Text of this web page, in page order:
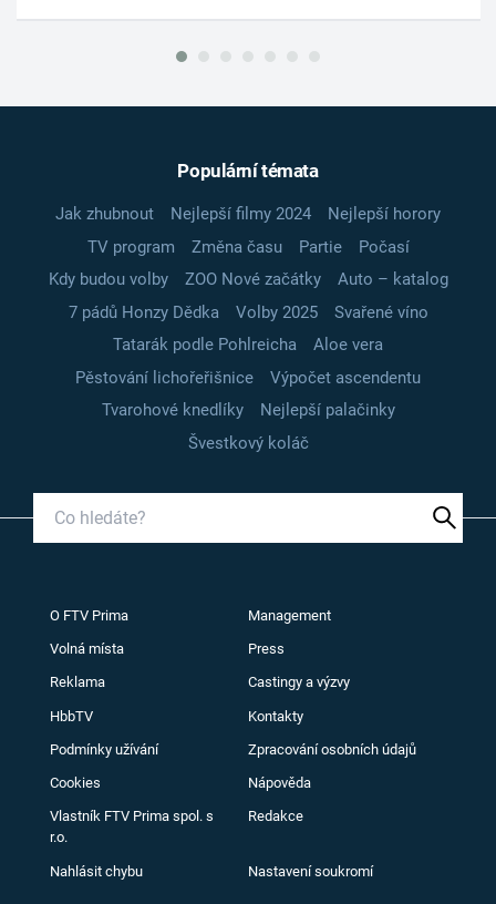
Populární témata
Jak zhubnout Nejlepší filmy 2024
Nejlepší horory
TV program
Změna času Partie
Počasí
Kdy budou volby
ZOO Nové začátky
Auto – katalog
7 pádů Honzy Dědka
Volby 2025
Svařené víno
Tatarák podle Pohlreicha
Aloe vera
Pěstování lichořeřišnice
Výpočet ascendentu
Tvarohové knedlíky
Nejlepší palačinky
Švestkový koláč
O FTV Prima Management
Volná místa Press
Reklama Castingy a výzvy
HbbTV Kontakty
Podmínky užívání Zpracování osobních údajů
Cookies Nápověda
Vlastník FTV Prima spol. s
r.o.
Redakce
Nahlásit chybu Nastavení soukromí